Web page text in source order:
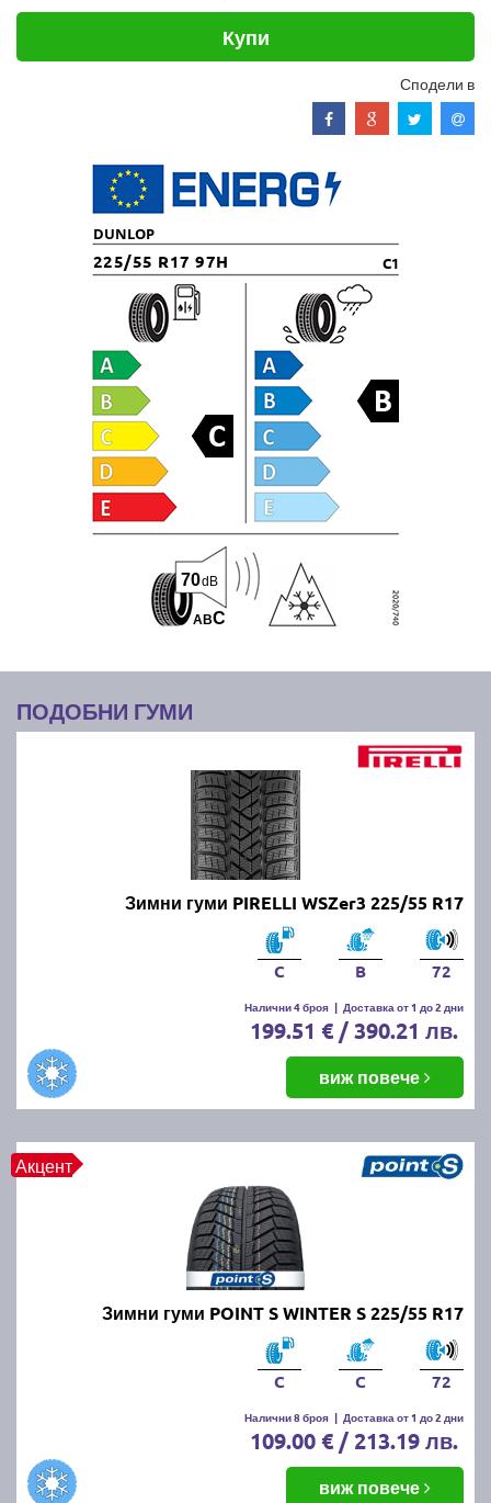
Купи
Сподели в
DUNLOP
225/55 R17 97H C1
ABC
70dB
ПОДОБНИ ГУМИ
Зимни гуми PIRELLI WSZer3 225/55 R17
C B 72
Налични 4 броя | Доставка от 1 до 2 дни
199.51 € / 390.21 лв.
виж повече
Акцент
Зимни гуми POINT S WINTER S 225/55 R17
C C 72
Налични 8 броя | Доставка от 1 до 2 дни
109.00 € / 213.19 лв.
виж повече